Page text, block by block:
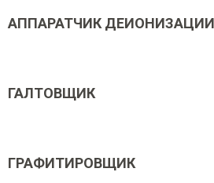
АППАРАТЧИК ДЕИОНИЗАЦИИ
ГАЛТОВЩИК
ГРАФИТИРОВЩИК